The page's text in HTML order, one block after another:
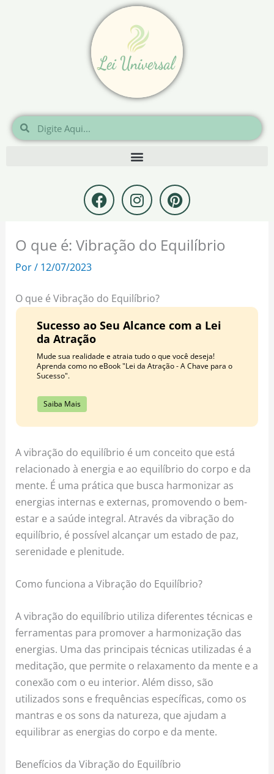
Pesquisar
Pesquisar
F
a
c
e
b
k
I
n
s
t
a
a
m
P
i
n
t
e
t
O que é: Vibração do Equilíbrio
Por/ 12/07/2023
O que é Vibração do Equilíbrio?
Sucesso ao Seu Alcance com a Lei
da Atração
Mude sua realidade e atraia tudo o que você deseja!
Aprenda como no eBook "Lei da Atração - A Chave para o
Sucesso".
Saiba Mais
A vibração do equilíbrio é um conceito que está
relacionado à energia e ao equilíbrio do corpo e da
mente. É uma prática que busca harmonizar as
energias internas e externas, promovendo o bem-
estar e a saúde integral. Através da vibração do
equilíbrio, é possível alcançar um estado de paz,
serenidade e plenitude.
Como funciona a Vibração do Equilíbrio?
A vibração do equilíbrio utiliza diferentes técnicas e
ferramentas para promover a harmonização das
energias. Uma das principais técnicas utilizadas é a
meditação, que permite o relaxamento da mente e a
conexão com o eu interior. Além disso, são
utilizados sons e frequências específicas, como os
mantras e os sons da natureza, que ajudam a
equilibrar as energias do corpo e da mente.
Benefícios da Vibração do Equilíbrio